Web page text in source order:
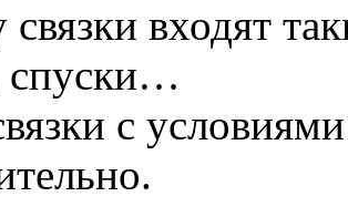
входят
спуски…
с